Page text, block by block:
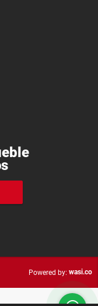
Powered by: wasi.co